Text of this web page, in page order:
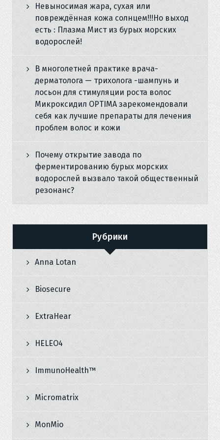
Невыносимая жара, сухая или
повреждённая кожа солнцем!!!Но выход
есть : Плазма Мист из бурых морских
водорослей!
В многолетней практике врача-
дерматолога — трихолога -шампунь и
лосьон для стимуляции роста волос
Микроксидил OPTIMA зарекомендовали
себя как лучшие препараты для лечения
проблем волос и кожи
Почему открытие завода по
ферментированию бурых морских
водорослей вызвало такой общественный
резонанс?
Рубрики
Anna Lotan
Biosecure
ExtraHear
HELEO4
ImmunoHealth™
Micromatrix
MonMio